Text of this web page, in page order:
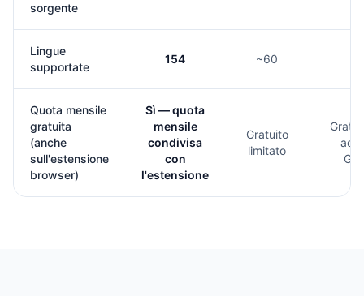
sorgente
Lingue
supportate
154 ~60
Quota mensile
gratuita
(anche
sull'estensione
browser)
Sì — quota
mensile
condivisa
con
l'estensione
Gratuito
limitato